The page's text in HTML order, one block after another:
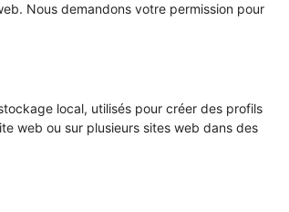
Nous demandons votre permission pour
local, utilisés pour créer des profils
web ou sur plusieurs sites web dans des